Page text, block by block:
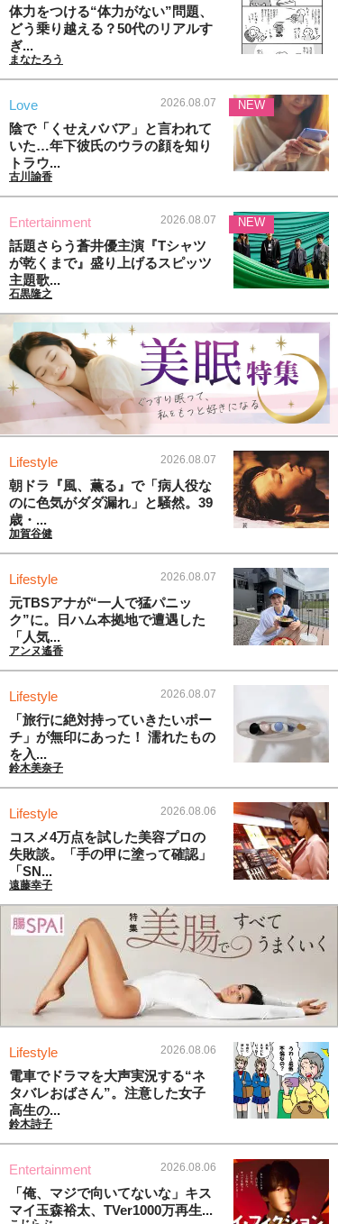
体力をつける“体力がない”問題、
どう乗り越える？50代のリアルす
ぎ...
まなたろう
Love 2026.08.07
陰で「くせえババア」と言われて
いた…年下彼氏のウラの顔を知り
トラウ...
古川諭香
NEW
Entertainment 2026.08.07
話題さらう蒼井優主演『Tシャツ
が乾くまで』盛り上げるスピッツ
主題歌...
石黒隆之
NEW
Lifestyle 2026.08.07
朝ドラ『風、薫る』で「病人役な
のに色気がダダ漏れ」と騒然。39
歳・...
加賀谷健
Lifestyle 2026.08.07
元TBSアナが“一人で猛パニッ
ク”に。日ハム本拠地で遭遇した
「人気...
アンヌ遙香
Lifestyle 2026.08.07
「旅行に絶対持っていきたいポー
チ」が無印にあった！ 濡れたもの
を入...
鈴木美奈子
Lifestyle 2026.08.06
コスメ4万点を試した美容プロの
失敗談。「手の甲に塗って確認」
「SN...
遠藤幸子
Lifestyle 2026.08.06
電車でドラマを大声実況する“ネ
タバレおばさん”。注意した女子
高生の...
鈴木詩子
Entertainment 2026.08.06
「俺、マジで向いてないな」キス
マイ玉森裕太、TVer1000万再生...